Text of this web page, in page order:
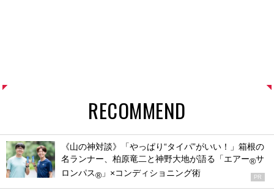
RECOMMEND
《山の神対談》「やっぱり“タイパ”がいい！」箱根の
名ランナー、柏原竜二と神野大地が語る「エアー®サ
ロンパス® 」×コンディショニング術 PR